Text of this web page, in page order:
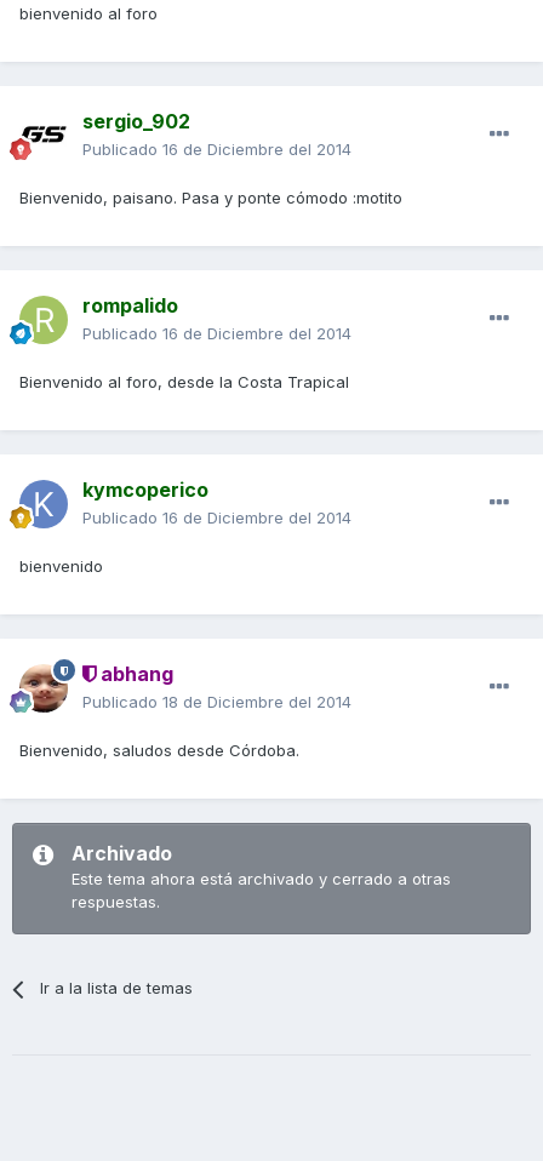
bienvenido al foro
sergio_902
Publicado 16 de Diciembre del 2014
Bienvenido, paisano. Pasa y ponte cómodo :motito
rompalido
Publicado 16 de Diciembre del 2014
Bienvenido al foro, desde la Costa Trapical
kymcoperico
Publicado 16 de Diciembre del 2014
bienvenido
abhang
Publicado 18 de Diciembre del 2014
Bienvenido, saludos desde Córdoba.
Archivado
Este tema ahora está archivado y cerrado a otras
respuestas.
Ir a la lista de temas